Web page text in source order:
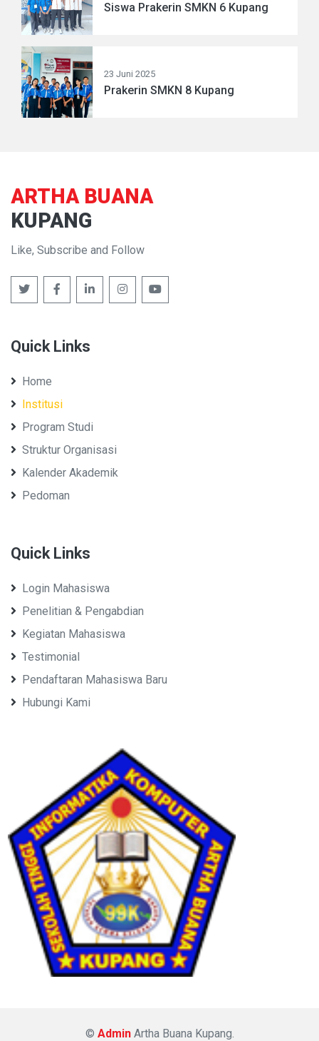
Siswa Prakerin SMKN 6 Kupang
23 Juni 2025
Prakerin SMKN 8 Kupang
ARTHA BUANA
KUPANG
Like, Subscribe and Follow
Quick Links
Home
Institusi
Program Studi
Struktur Organisasi
Kalender Akademik
Pedoman
Quick Links
Login Mahasiswa
Penelitian & Pengabdian
Kegiatan Mahasiswa
Testimonial
Pendaftaran Mahasiswa Baru
Hubungi Kami
© AdminArtha Buana Kupang.